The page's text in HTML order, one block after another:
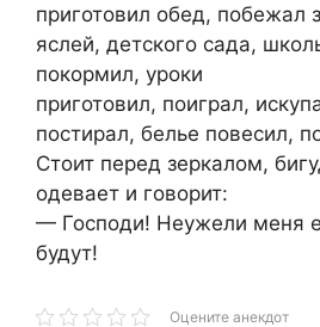
приготовил обед, побежал
яслей, детского сада,
покормил, уроки
приготовил, поиграл,
постирал, белье повесил,
Стоит перед зеркалом,
одевает и говорит:
— Господи! Неужели меня
будут!
Оцените анекдот